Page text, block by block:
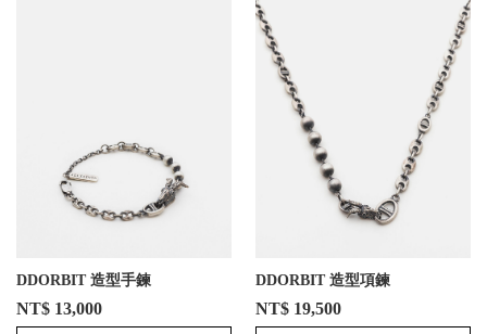
DDORBIT 造型手鍊
NT$ 13,000
DDORBIT 造型項鍊
NT$ 19,500